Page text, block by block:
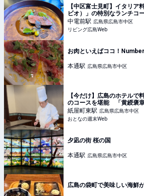
【中区富士見町】イタリ
ビオ）」の特別なランチコ
中電前駅 広島県広島市中区
リビング広島Web
お肉といえばココ！
本通駅 広島県広島市中区
【今だけ】広島のホテルで
のコースを堪能 「黄綬褒
週末Web
紙屋町東駅 広島県広島市中区
おとなの週末Web
夕凪の街 桜の国
本通駅 広島県広島市中区
広島の袋町で美味しい海鮮